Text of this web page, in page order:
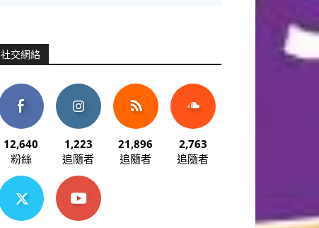
社交網絡
12,640
粉絲
1,223
追隨者
21,896
追隨者
2,763
追隨者